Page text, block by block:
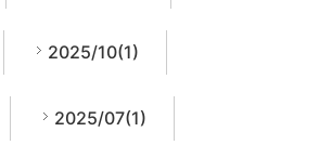
2025/10(1)
2025/07(1)